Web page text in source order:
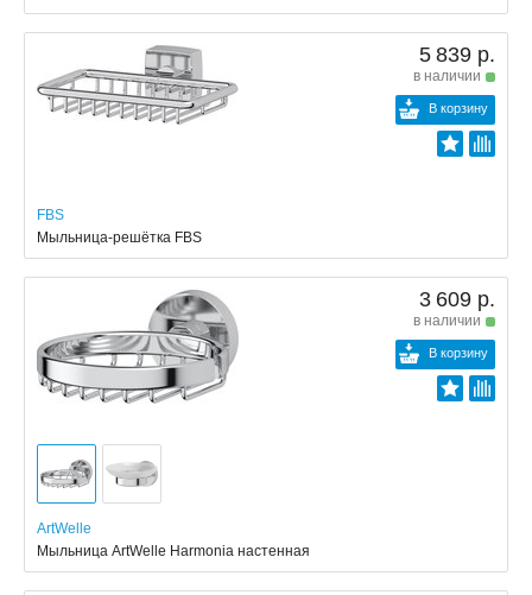
5 839 р.
в наличии
В корзину
FBS
Мыльница-решётка FBS
3 609 р.
в наличии
В корзину
ArtWelle
Мыльница ArtWelle Harmonia настенная